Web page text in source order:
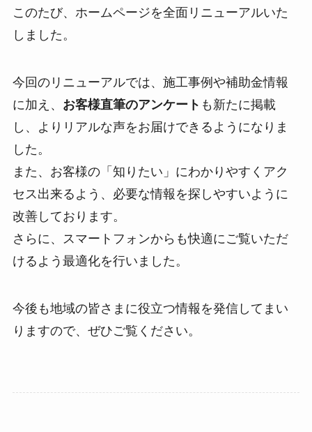
このたび、ホームページを全面リニューアルいた
しました。
今回のリニューアルでは、施工事例や補助金情報
に加え、 お客様直筆のアンケート も新たに掲載
し、よりリアルな声をお届けできるようになりま
した。
また、お客様の「知りたい」にわかりやすくアク
セス出来るよう、必要な情報を探しやすいように
改善しております。
さらに、スマートフォンからも快適にご覧いただ
けるよう最適化を行いました。
今後も地域の皆さまに役立つ情報を発信してまい
りますので、ぜひご覧ください。